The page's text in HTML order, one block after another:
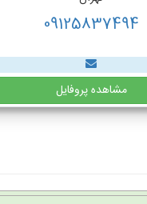
09125837494
مشاهده پروفایل